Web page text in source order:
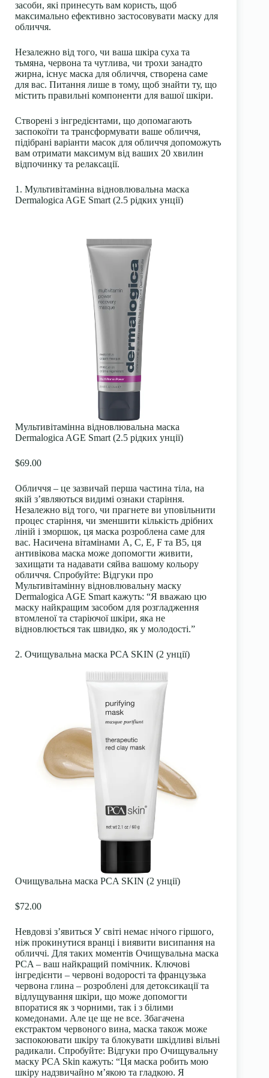
засоби, які принесуть вам користь, щоб
максимально ефективно застосовувати маску для
обличчя.
Незалежно від того, чи ваша шкіра суха та
тьмяна, червона та чутлива, чи трохи занадто
жирна, існує маска для обличчя, створена саме
для вас. Питання лише в тому, щоб знайти ту, що
містить правильні компоненти для вашої шкіри.
Створені з інгредієнтами, що допомагають
заспокоїти та трансформувати ваше обличчя,
підібрані варіанти масок для обличчя допоможуть
вам отримати максимум від ваших 20 хвилин
відпочинку та релаксації.
1. Мультивітамінна відновлювальна маска
Dermalogica AGE Smart (2.5 рідких унції)
Мультивітамінна відновлювальна маска
Dermalogica AGE Smart (2.5 рідких унції)
$69.00
Обличчя – це зазвичай перша частина тіла, на
якій з’являються видимі ознаки старіння.
Незалежно від того, чи прагнете ви уповільнити
процес старіння, чи зменшити кількість дрібних
ліній і зморшок, ця маска розроблена саме для
вас. Насичена вітамінами А, С, Е, F та В5, ця
антивікова маска може допомогти живити,
захищати та надавати сяйва вашому кольору
обличчя. Спробуйте: Відгуки про
Мультивітамінну відновлювальну маску
Dermalogica AGE Smart кажуть: “Я вважаю цю
маску найкращим засобом для розгладження
втомленої та старіючої шкіри, яка не
відновлюється так швидко, як у молодості.”
2. Очищувальна маска PCA SKIN (2 унції)
Очищувальна маска PCA SKIN (2 унції)
$72.00
Невдовзі з’явиться У світі немає нічого гіршого,
ніж прокинутися вранці і виявити висипання на
обличчі. Для таких моментів Очищувальна маска
PCA – ваш найкращий помічник. Ключові
інгредієнти – червоні водорості та французька
червона глина – розроблені для детоксикації та
відлущування шкіри, що може допомогти
впоратися як з чорними, так і з білими
комедонами. Але це ще не все. Збагачена
екстрактом червоного вина, маска також може
заспокоювати шкіру та блокувати шкідливі вільні
радикали. Спробуйте: Відгуки про Очищувальну
маску PCA Skin кажуть: “Ця маска робить мою
шкіру надзвичайно м’якою та гладкою. Я